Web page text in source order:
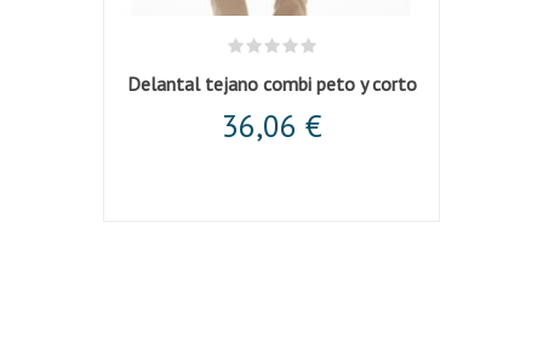
Delantal tejano combi peto y corto
36,06 €